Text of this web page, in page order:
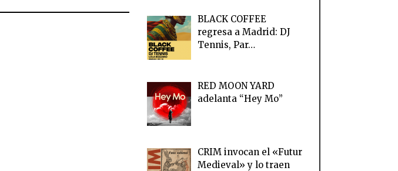
BLACK COFFEE
regresa a Madrid: DJ
Tennis, Par…
RED MOON YARD
adelanta “Hey Mo”
CRIM invocan el «Futur
Medieval» y lo traen